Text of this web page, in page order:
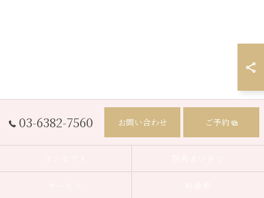
03-6382-7560 お問い合わせ ご予約